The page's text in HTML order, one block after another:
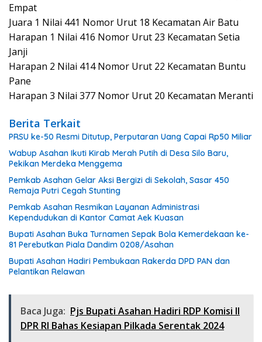
Empat
Juara 1 Nilai 441 Nomor Urut 18 Kecamatan Air Batu
Harapan 1 Nilai 416 Nomor Urut 23 Kecamatan Setia
Janji
Harapan 2 Nilai 414 Nomor Urut 22 Kecamatan Buntu
Pane
Harapan 3 Nilai 377 Nomor Urut 20 Kecamatan Meranti
Berita Terkait
PRSU ke-50 Resmi Ditutup, Perputaran Uang Capai Rp50 Miliar
Wabup Asahan Ikuti Kirab Merah Putih di Desa Silo Baru,
Pekikan Merdeka Menggema
Pemkab Asahan Gelar Aksi Bergizi di Sekolah, Sasar 450
Remaja Putri Cegah Stunting
Pemkab Asahan Resmikan Layanan Administrasi
Kependudukan di Kantor Camat Aek Kuasan
Bupati Asahan Buka Turnamen Sepak Bola Kemerdekaan ke-
81 Perebutkan Piala Dandim 0208/Asahan
Bupati Asahan Hadiri Pembukaan Rakerda DPD PAN dan
Pelantikan Relawan
Baca Juga: Pjs Bupati Asahan Hadiri RDP Komisi II
DPR RI Bahas Kesiapan Pilkada Serentak 2024